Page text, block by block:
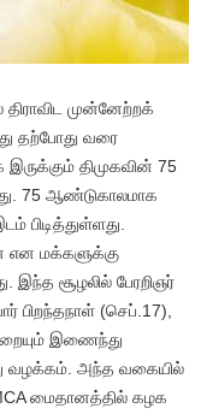
முன்னேற்றக்
தற்போது வரை
இருக்கும் திமுகவின் 75
75 ஆண்டுகாலமாக
பிடித்துள்ளது.
என மக்களுக்கு
இந்த சூழலில் பேரறிஞர்
பிறந்தநாள் (செப்.17),
இணைந்து
வழக்கம். அந்த வகையில்
மைதானத்தில் கழக